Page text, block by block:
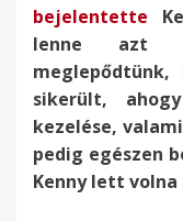
bejelentette
lenne azt
sikerült,
kezelése,
pedig egészen
Kenny lett volna